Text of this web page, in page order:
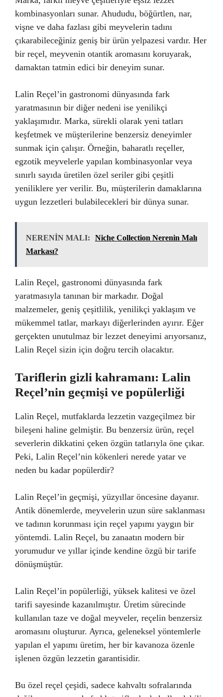
kombinasyonları sunar. Ahududu, böğürtlen, nar,
vişne ve daha fazlası gibi meyvelerin tadını
çıkarabileceğiniz geniş bir ürün yelpazesi vardır. Her
bir reçel, meyvenin otantik aromasını koruyarak,
damaktan tatmin edici bir deneyim sunar.
Lalin Reçel’in gastronomi dünyasında fark
yaratmasının bir diğer nedeni ise yenilikçi
yaklaşımıdır. Marka, sürekli olarak yeni tatları
keşfetmek ve müşterilerine benzersiz deneyimler
sunmak için çalışır. Örneğin, baharatlı reçeller,
egzotik meyvelerle yapılan kombinasyonlar veya
sınırlı sayıda üretilen özel seriler gibi çeşitli
yeniliklere yer verilir. Bu, müşterilerin damaklarına
uygun lezzetleri bulabilecekleri bir dünya sunar.
NERENİN MALI:
Niche Collection Nerenin Malı
Markası?
Lalin Reçel, gastronomi dünyasında fark
yaratmasıyla tanınan bir markadır. Doğal
malzemeler, geniş çeşitlilik, yenilikçi yaklaşım ve
mükemmel tatlar, markayı diğerlerinden ayırır. Eğer
gerçekten unutulmaz bir lezzet deneyimi arıyorsanız,
Lalin Reçel sizin için doğru tercih olacaktır.
Tariflerin gizli kahramanı: Lalin
Reçel’nin geçmişi ve popülerliği
Lalin Reçel, mutfaklarda lezzetin vazgeçilmez bir
bileşeni haline gelmiştir. Bu benzersiz ürün, reçel
severlerin dikkatini çeken özgün tatlarıyla öne çıkar.
Peki, Lalin Reçel’nin kökenleri nerede yatar ve
neden bu kadar popülerdir?
Lalin Reçel’in geçmişi, yüzyıllar öncesine dayanır.
Antik dönemlerde, meyvelerin uzun süre saklanması
ve tadının korunması için reçel yapımı yaygın bir
yöntemdi. Lalin Reçel, bu zanaatın modern bir
yorumudur ve yıllar içinde kendine özgü bir tarife
dönüşmüştür.
Lalin Reçel’in popülerliği, yüksek kalitesi ve özel
tarifi sayesinde kazanılmıştır. Üretim sürecinde
kullanılan taze ve doğal meyveler, reçelin benzersiz
aromasını oluşturur. Ayrıca, geleneksel yöntemlerle
yapılan el yapımı üretim, her bir kavanoza özenle
işlenen özgün lezzetin garantisidir.
Bu özel reçel çeşidi, sadece kahvaltı sofralarında